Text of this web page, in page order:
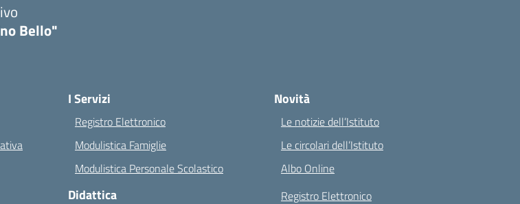
Bello"
I Servizi
Registro Elettronico
Modulistica Famiglie
Modulistica Personale Scolastico
Didattica
Novità
Le notizie dell’Istituto
Le circolari dell’Istituto
Albo Online
Registro Elettronico